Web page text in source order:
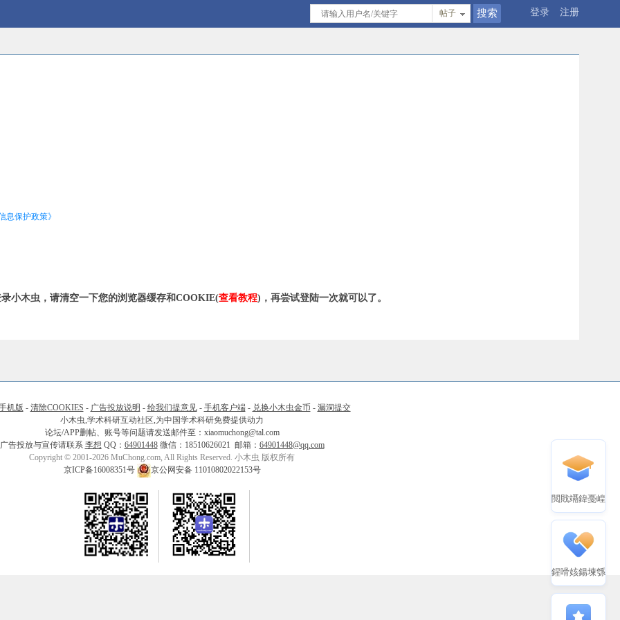
登录 注册
帖子
息保护政策》
小木虫，请清空一下您的浏览器缓存和COOKIE(查看教程)，再尝试登陆一次就可以了。
机版 - 清除COOKIES - 广告投放说明 - 给我们提意见- 手机客户端- 兑换小木虫金币 - 漏洞提交
小木虫,学术科研互动社区,为中国学术科研免费提供动力
论坛/APP删帖、账号等问题请发送邮件至：xiaomuchong@tal.com
广告投放与宣传请联系 李想 QQ： 64901448微信：18510626021 邮箱： 64901448@qq.com
Copyright © 2001-2026 MuChong.com, All Rights Reserved. 小木虫 版权所有
京ICP备16008351号
京公网安备 11010802022153号
閲戝竵鍏戞崲
鍟嗗姟鍚堜綔